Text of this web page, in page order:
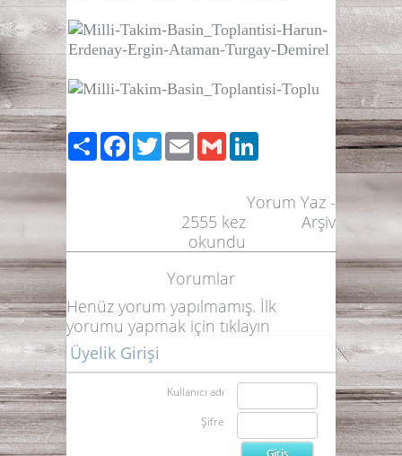
PaylaşFacebook
TwitterEmailGmail
Yorum Yaz -
Arşiv
2555 kez
okundu
Yorumlar
Henüz yorum yapılmamış. İlk
yorumu yapmak için tıklayın
Üyelik Girişi
Kullanıcı adı
Şifre